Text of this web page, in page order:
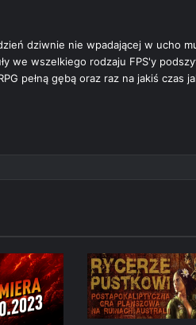
dziwnie nie wpadającej w ucho
we wszelkiego rodzaju FPS'y
pełną gębą oraz raz na jakiś czas